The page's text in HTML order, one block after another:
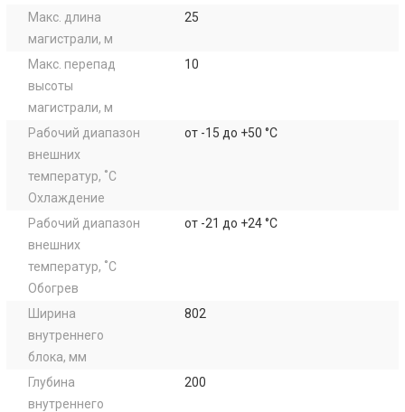
Макс. длина
магистрали, м
25
Макс. перепад
высоты
магистрали, м
10
Рабочий диапазон
внешних
температур, ˚C
Охлаждение
от -15 до +50 °C
Рабочий диапазон
внешних
температур, ˚C
Обогрев
от -21 до +24 °C
Ширина
внутреннего
блока, мм
802
Глубина
внутреннего
200